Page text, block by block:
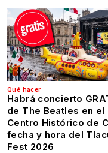
Qué hacer
Habrá concierto
de The Beatles en el
Centro Histórico de
fecha y hora del
Fest 2026